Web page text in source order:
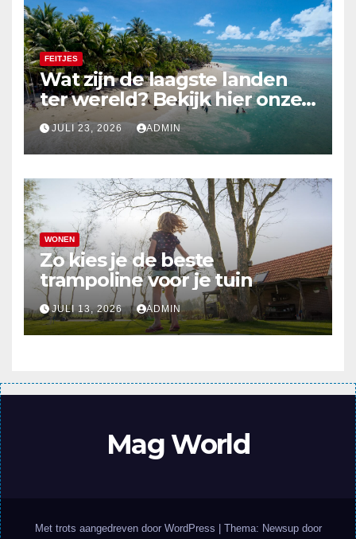
FEITJES
Wat zijn de laagste landen
ter wereld? Bekijk hier onze
top 10
JULI 23, 2026 ADMIN
WONEN
Zo kies je de beste
trampoline voor je tuin
JULI 13, 2026 ADMIN
Mag World
Met trots aangedreven door WordPress Thema: Newsup door